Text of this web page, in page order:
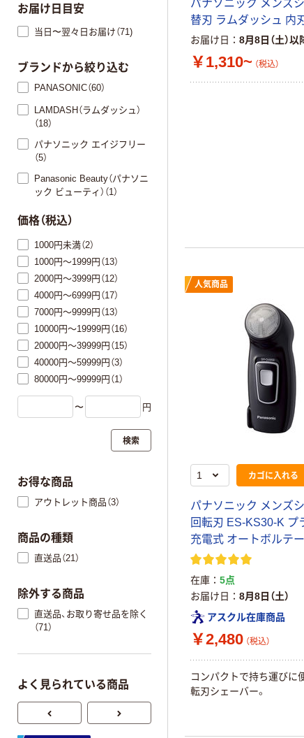
パナソニック メンズ
替刃 ラムダッシュ 内
お届け日 8月8日（土）以
￥1,310~ （税込）
人気商品
カゴに入れる
パナソニック メンズ
回転刃 ES-KS30-K プ
充電式 オートボルテ
在庫
5点
お届け日
8月8日（土）
アスクル在庫商品
￥2,480 （税込）
コンパクトで持ち運びに
転刃シェーバー。
お届け日目安
当日〜翌々日お届け（71)
ブランドから絞り込む
PANASONIC（60）
LAMDASH（ラムダッシュ）
（18）
パナソニック エイジフリー
（5）
Panasonic Beauty（パナソニ
ック ビューティ）（1）
価格（税込）
1000円未満（2）
1000円～1999円（13）
2000円～3999円（12）
4000円～6999円（17）
7000円～9999円（13）
10000円～19999円（16）
20000円～39999円（15）
40000円～59999円（3）
80000円～99999円（1）
〜 円
検索
お得な商品
アウトレット商品（3）
商品の種類
直送品（21）
除外する商品
直送品、お取り寄せ品を除く
（71）
よく見られている商品